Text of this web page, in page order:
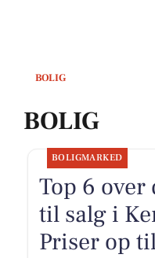
BOLIG
BOLIG
BOLIGMARKED
Top 6 over
til salg i
Priser op